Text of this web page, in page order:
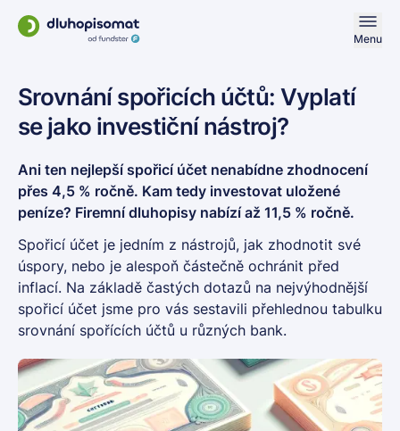
Menu
Srovnání spořicích účtů: Vyplatí
se jako investiční nástroj?
Ani ten nejlepší spořicí účet nenabídne zhodnocení
přes 4,5 % ročně. Kam tedy investovat uložené
peníze? Firemní dluhopisy nabízí až 11,5 % ročně.
Spořicí účet je jedním z nástrojů, jak zhodnotit své
úspory, nebo je alespoň částečně ochránit před
inflací. Na základě častých dotazů na nejvýhodnější
spořicí účet jsme pro vás sestavili přehlednou tabulku
srovnání spořících účtů u různých bank.